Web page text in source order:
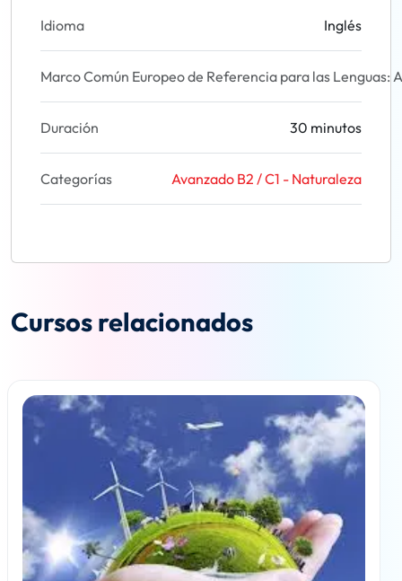
Idioma Inglés
Marco Común Europeo de Referencia para las Lenguas:
Duración 30 minutos
Categorías Avanzado B2 / C1 - Naturaleza
Cursos relacionados